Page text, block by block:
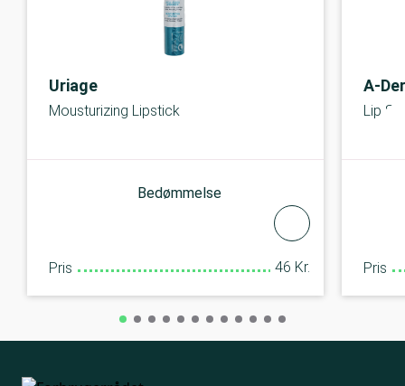
Uriage
Mousturizing Lipstick
Bedømmelse
Pris 46 Kr.
A-
Lip
Pris